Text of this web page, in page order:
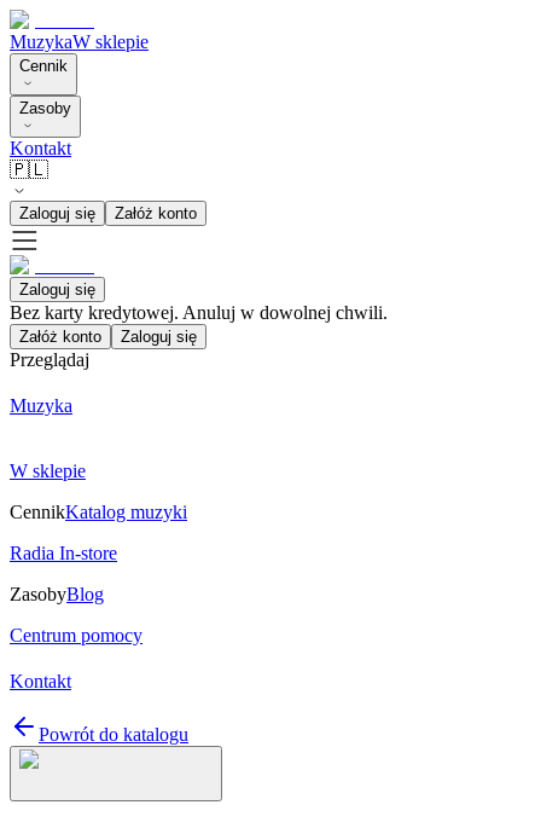
MuzykaW sklepie
Cennik
Zasoby
Kontakt
🇵🇱
Zaloguj się Załóż konto
Zaloguj się
Bez karty kredytowej. Anuluj w dowolnej chwili.
Załóż konto Zaloguj się
Przeglądaj
Muzyka
W sklepie
CennikKatalog muzyki
Radia In-store
ZasobyBlog
Centrum pomocy
Kontakt
Powrót do katalogu